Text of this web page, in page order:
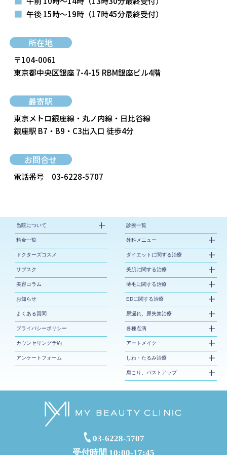
■ 午後 15時～19時 （17時45分最終受付）
所在地
〒104-0061
東京都中央区銀座 7-4-15 RBM銀座ビル4階
最寄駅
東京メトロ銀座線・丸ノ内線・日比谷線
銀座駅 B7・B9・C3出入口 徒歩4分
お問合せ
電話番号 03-6228-5707
当院について
料金一覧
ドクターズコスメ
サブスク
美容コラム
お知らせ
よくある質問
プライバシーポリシー
カウンセリング予約
アンケートフォーム
診療一覧
外科メニュー
ダイエットに関する治療
美肌に関する治療
薄毛に関する治療
EDに関する治療
尿漏れ、尿失禁治療
各種点滴
アートメイク
しわ・たるみ治療
肩こり、バストアップ
03-6228-5707
受付時間 10:00-17:45